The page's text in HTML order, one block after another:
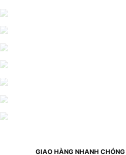
GIAO HÀNG NHANH CHÓNG